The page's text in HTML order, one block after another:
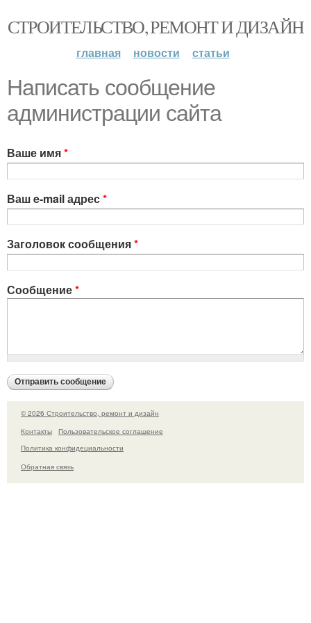
СТРОИТЕЛЬСТВО, РЕМОНТ И ДИЗАЙН
главная новости статьи
Написать сообщение
администрации сайта
Ваше имя*
Ваш e-mail адрес*
Заголовок сообщения*
Сообщение*
© 2026 Строительство, ремонт и дизайн
Контакты
Пользовательское соглашение
Политика конфидециальности
Обратная связь